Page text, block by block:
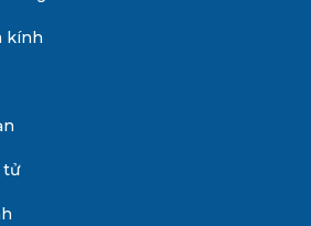
kính
tử